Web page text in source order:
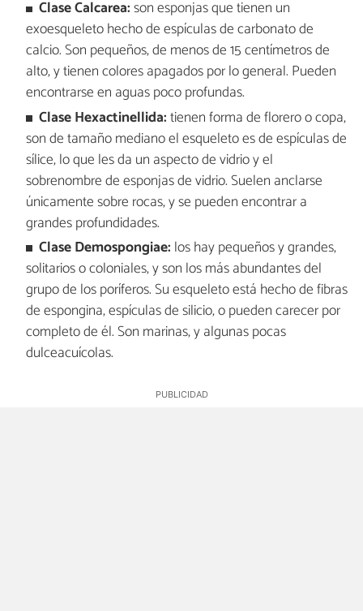
Clase Calcarea:son esponjas que tienen un
exoesqueleto hecho de espículas de carbonato de
calcio. Son pequeños, de menos de 15 centímetros de
alto, y tienen colores apagados por lo general. Pueden
encontrarse en aguas poco profundas.
Clase Hexactinellida:tienen forma de florero o copa,
son de tamaño mediano el esqueleto es de espículas de
sílice, lo que les da un aspecto de vidrio y el
sobrenombre de esponjas de vidrio. Suelen anclarse
únicamente sobre rocas, y se pueden encontrar a
grandes profundidades.
Clase Demospongiae: los hay pequeños y grandes,
solitarios o coloniales, y son los más abundantes del
grupo de los poríferos. Su esqueleto está hecho de fibras
de espongina, espículas de silicio, o pueden carecer por
completo de él. Son marinas, y algunas pocas
dulceacuícolas.